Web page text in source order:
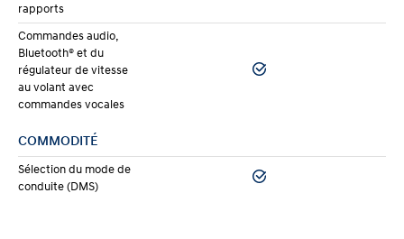
rapports
Commandes audio,
Bluetooth® et du
régulateur de vitesse
au volant avec
commandes vocales
COMMODITÉ
Sélection du mode de
conduite (DMS)